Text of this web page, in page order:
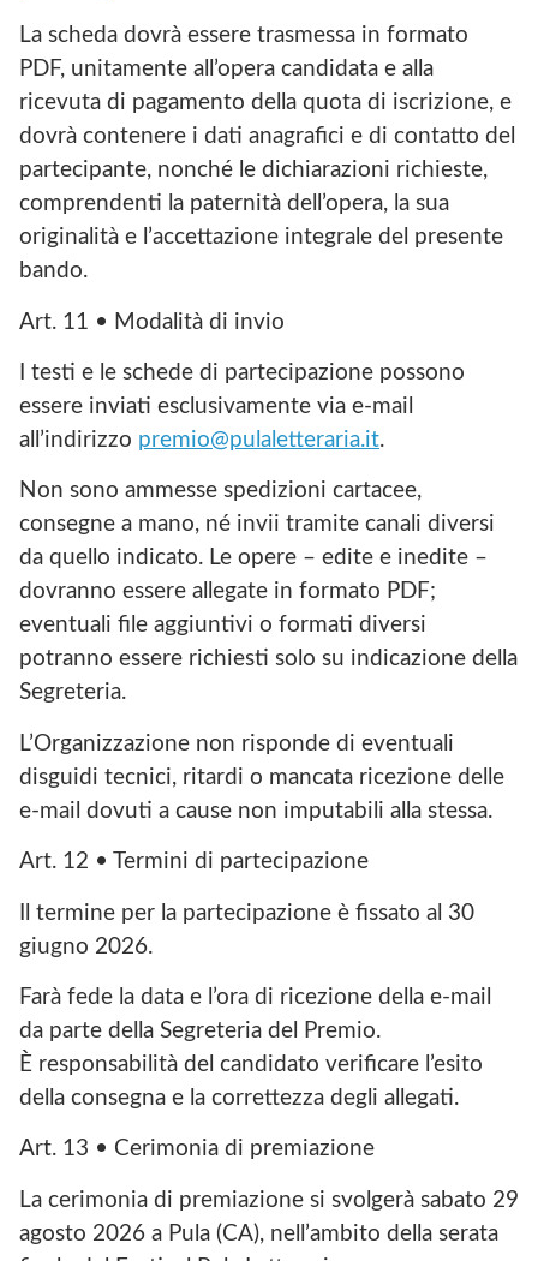
La scheda dovrà essere trasmessa in formato
PDF, unitamente all’opera candidata e alla
ricevuta di pagamento della quota di iscrizione, e
dovrà contenere i dati anagrafici e di contatto del
partecipante, nonché le dichiarazioni richieste,
comprendenti la paternità dell’opera, la sua
originalità e l’accettazione integrale del presente
bando.
Art. 11 • Modalità di invio
I testi e le schede di partecipazione possono
essere inviati esclusivamente via e-mail
all’indirizzo premio@pulaletteraria.it.
Non sono ammesse spedizioni cartacee,
consegne a mano, né invii tramite canali diversi
da quello indicato. Le opere – edite e inedite –
dovranno essere allegate in formato PDF;
eventuali file aggiuntivi o formati diversi
potranno essere richiesti solo su indicazione della
Segreteria.
L’Organizzazione non risponde di eventuali
disguidi tecnici, ritardi o mancata ricezione delle
e-mail dovuti a cause non imputabili alla stessa.
Art. 12 • Termini di partecipazione
Il termine per la partecipazione è fissato al 30
giugno 2026.
Farà fede la data e l’ora di ricezione della e-mail
da parte della Segreteria del Premio.
È responsabilità del candidato verificare l’esito
della consegna e la correttezza degli allegati.
Art. 13 • Cerimonia di premiazione
La cerimonia di premiazione si svolgerà sabato 29
agosto 2026 a Pula (CA), nell’ambito della serata